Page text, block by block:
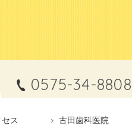
0575-34-8808
ス 古田歯科医院